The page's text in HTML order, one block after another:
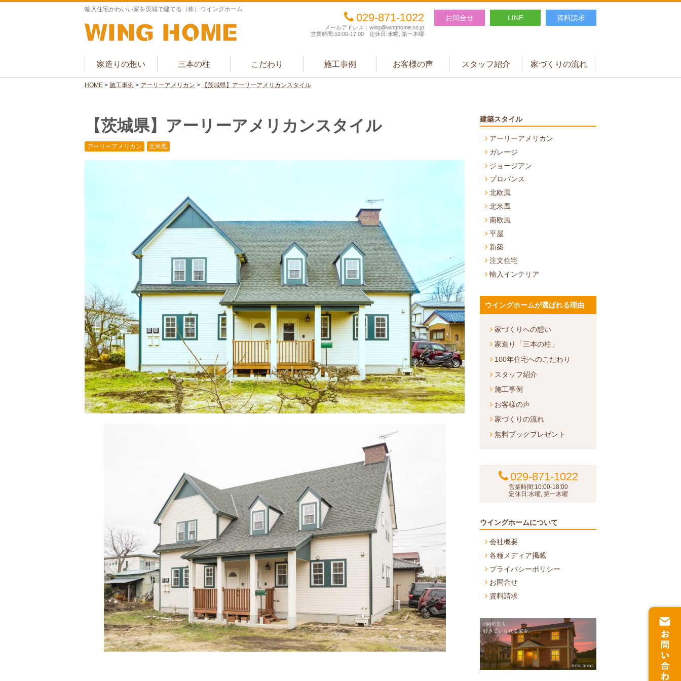
輸入住宅かわいい家を茨城で建てる（株）ウイングホーム
029-871-1022
メールアドレス：wing@winghome.co.jp
営業時間:10:00-17:00 定休日:水曜, 第一木曜
お問合せ LINE 資料請求
家造りの想い 三本の柱 こだわり 施工事例 お客様の声 スタッフ紹介 家づくりの流れ
HOME > 施工事例 > アーリーアメリカン > 【茨城県】アーリーアメリカンスタイル
【茨城県】アーリーアメリカンスタイル
アーリーアメリカン 北米風
建築スタイル
アーリーアメリカン
ガレージ
ジョージアン
プロバンス
北欧風
北米風
南欧風
平屋
新築
注文住宅
輸入インテリア
ウイングホームが選ばれる理由
家づくりへの想い
家造り「三本の柱」
100年住宅へのこだわり
スタッフ紹介
施工事例
お客様の声
家づくりの流れ
無料ブックプレゼント
029-871-1022
営業時間:10:00-18:00
定休日:水曜, 第一木曜
ウイングホームについて
会社概要
各種メディア掲載
プライバシーポリシー
お問合せ
資料請求